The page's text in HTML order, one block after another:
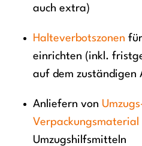
auch extra)
Halteverbotszonen
einrichten (inkl.
auf dem zuständigen
Anliefern von
Verpackungsmaterial
Umzugshilfsmitteln